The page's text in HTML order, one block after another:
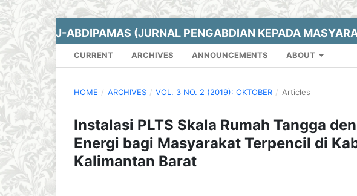
J-ABDIPAMAS (JURNAL PENGABDIAN KEPADA
CURRENT ARCHIVES ANNOUNCEMENTS ABOUT
HOME / ARCHIVES / VOL. 3 NO. 2 (2019): OKTOBER / Articles
Instalasi PLTS Skala Rumah Tangga
Energi bagi Masyarakat Terpencil di
Kalimantan Barat